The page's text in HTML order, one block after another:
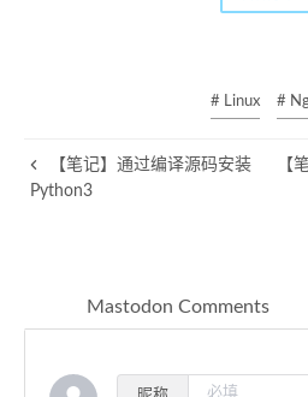
# Linux #
【笔记】通过编译源码安装
Python3
【
Mastodon Comments